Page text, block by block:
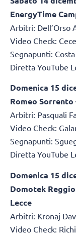
EnergyTime
Arbitri: Dell’Orso
Video Check:
Segnapunti:
Diretta YouTube
Domenica 15
Romeo Sorrento
Arbitri: Pasquali
Video Check:
Segnapunti:
Diretta YouTube
Domenica 15
Domotek
Lecce
Arbitri: Kronaj
Video Check: